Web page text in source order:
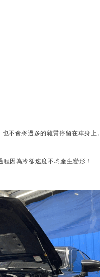
不會將過多的雜質停留在車身上。
因為冷卻速度不均產生變形！